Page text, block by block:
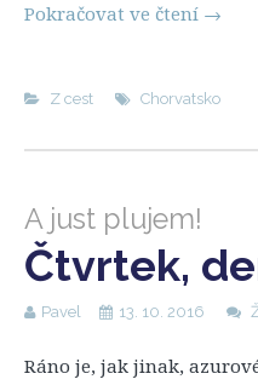
Pokračovat ve čtení →
Z cest Chorvatsko
A just plujem!
Čtvrtek,
Pavel 13. 10. 2016
Ráno je, jak jinak,